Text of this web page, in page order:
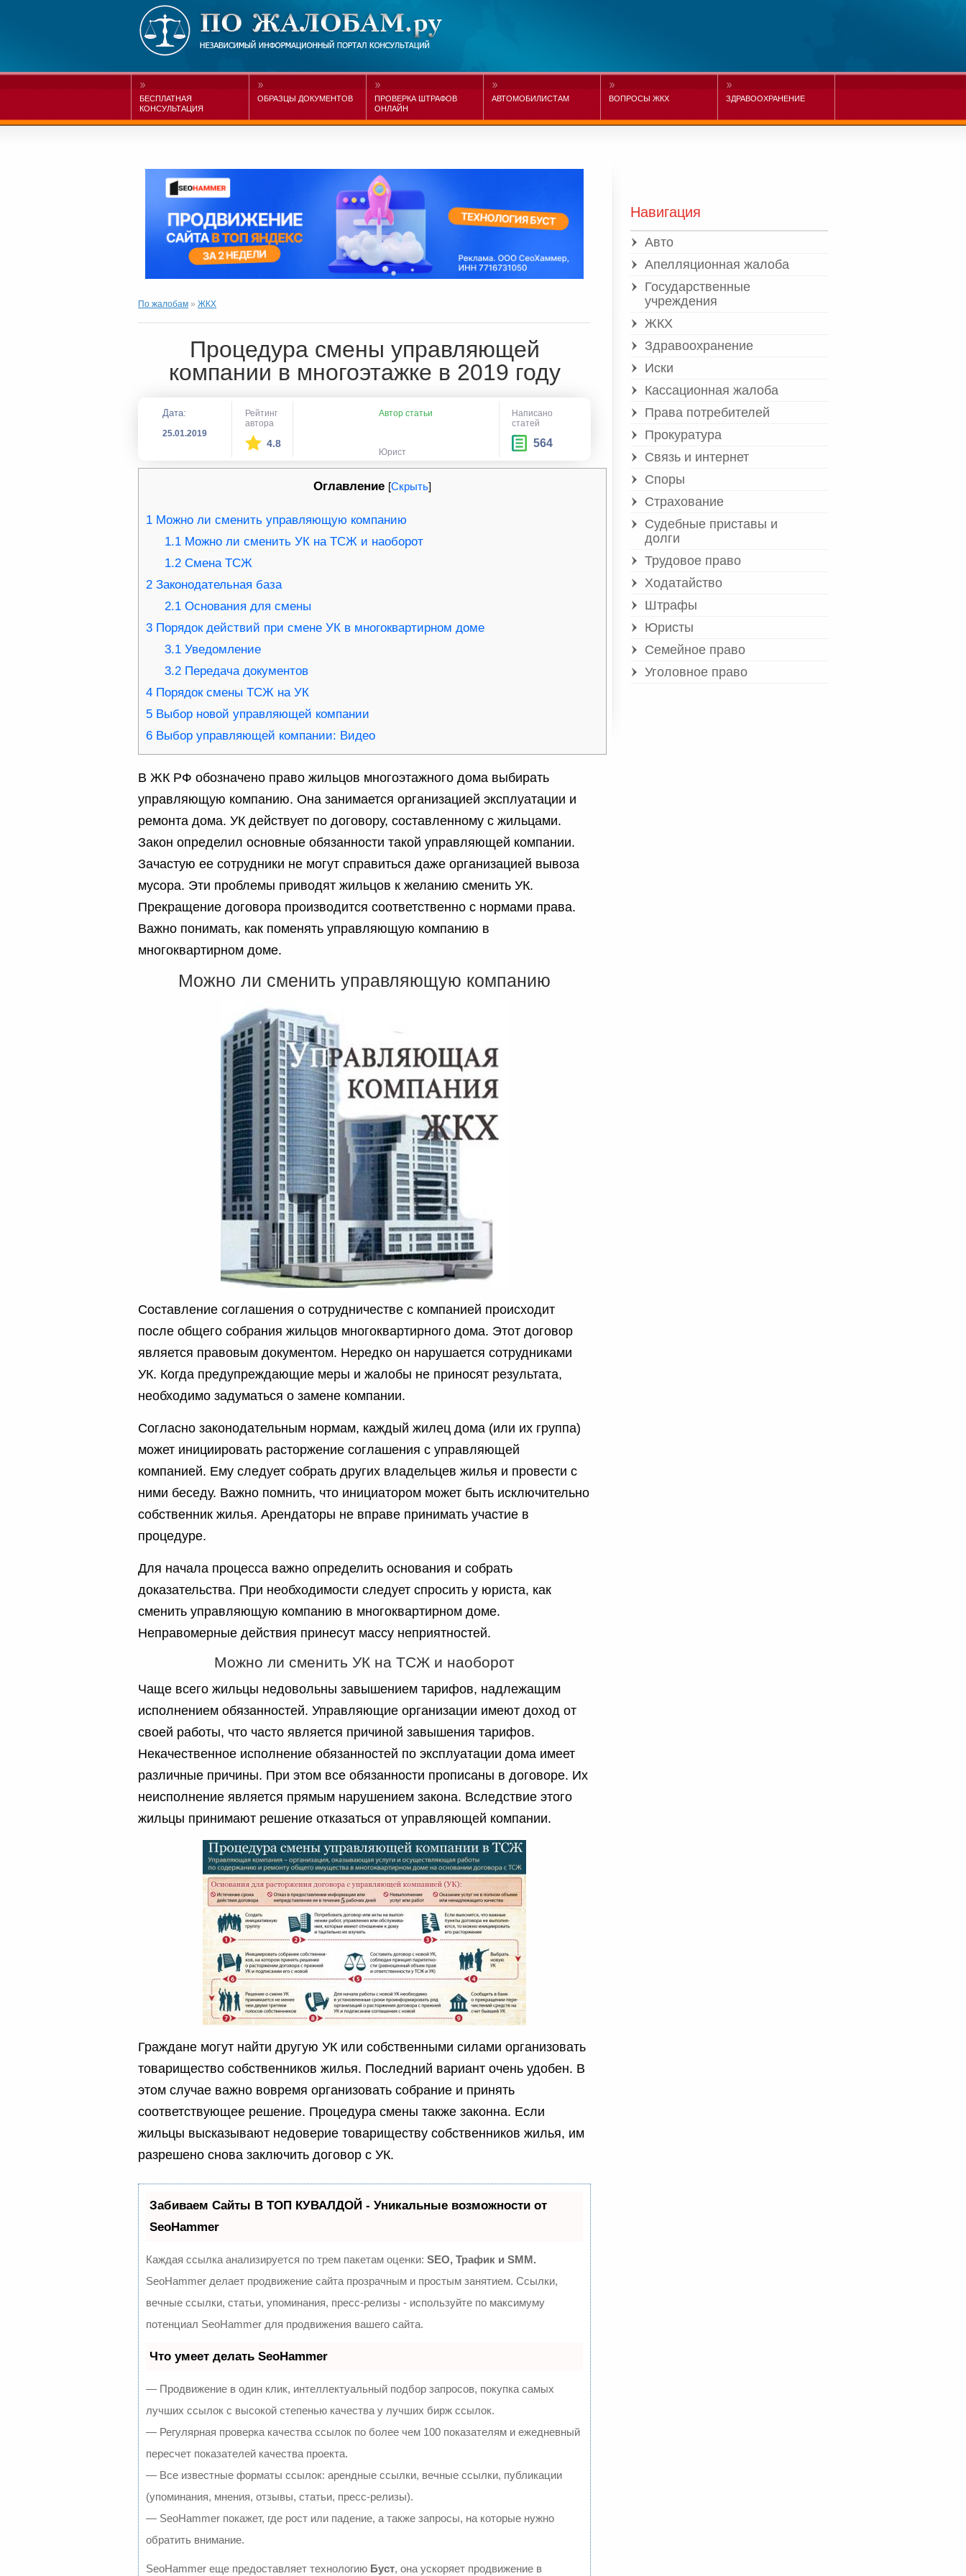
БЕСПЛАТНАЯ
КОНСУЛЬТАЦИЯ
ОБРАЗЦЫ ДОКУМЕНТОВ
ПРОВЕРКА ШТРАФОВ
ОНЛАЙН
АВТОМОБИЛИСТАМ ВОПРОСЫ ЖКХ ЗДРАВООХРАНЕНИЕ
По жалобам » ЖКХ
Процедура смены управляющей
компании в многоэтажке в 2019 году
Дата:
25.01.2019
Рейтинг
автора
4.8
Автор статьи
Юрист
Написано
статей
564
Оглавление [Скрыть]
1 Можно ли сменить управляющую компанию
1.1Можно ли сменить УК на ТСЖ и наоборот
1.2Смена ТСЖ
2 Законодательная база
2.1Основания для смены
3 Порядок действий при смене УК в многоквартирном доме
3.1Уведомление
3.2Передача документов
4 Порядок смены ТСЖ на УК
5 Выбор новой управляющей компании
6 Выбор управляющей компании: Видео
В ЖК РФ обозначено право жильцов многоэтажного дома выбирать
управляющую компанию. Она занимается организацией эксплуатации и
ремонта дома. УК действует по договору, составленному с жильцами.
Закон определил основные обязанности такой управляющей компании.
Зачастую ее сотрудники не могут справиться даже организацией вывоза
мусора. Эти проблемы приводят жильцов к желанию сменить УК.
Прекращение договора производится соответственно с нормами права.
Важно понимать, как поменять управляющую компанию в
многоквартирном доме.
Можно ли сменить управляющую компанию
Составление соглашения о сотрудничестве с компанией происходит
после общего собрания жильцов многоквартирного дома. Этот договор
является правовым документом. Нередко он нарушается сотрудниками
УК. Когда предупреждающие меры и жалобы не приносят результата,
необходимо задуматься о замене компании.
Согласно законодательным нормам, каждый жилец дома (или их группа)
может инициировать расторжение соглашения с управляющей
компанией. Ему следует собрать других владельцев жилья и провести с
ними беседу. Важно помнить, что инициатором может быть исключительно
собственник жилья. Арендаторы не вправе принимать участие в
процедуре.
Для начала процесса важно определить основания и собрать
доказательства. При необходимости следует спросить у юриста, как
сменить управляющую компанию в многоквартирном доме.
Неправомерные действия принесут массу неприятностей.
Можно ли сменить УК на ТСЖ и наоборот
Чаще всего жильцы недовольны завышением тарифов, надлежащим
исполнением обязанностей. Управляющие организации имеют доход от
своей работы, что часто является причиной завышения тарифов.
Некачественное исполнение обязанностей по эксплуатации дома имеет
различные причины. При этом все обязанности прописаны в договоре. Их
неисполнение является прямым нарушением закона. Вследствие этого
жильцы принимают решение отказаться от управляющей компании.
Граждане могут найти другую УК или собственными силами организовать
товарищество собственников жилья. Последний вариант очень удобен. В
этом случае важно вовремя организовать собрание и принять
соответствующее решение. Процедура смены также законна. Если
жильцы высказывают недоверие товариществу собственников жилья, им
разрешено снова заключить договор с УК.
Забиваем Сайты В ТОП КУВАЛДОЙ - Уникальные возможности от
SeoHammer
Каждая ссылка анализируется по трем пакетам оценки: SEO, Трафик и SMM.
SeoHammer делает продвижение сайта прозрачным и простым занятием. Ссылки,
вечные ссылки, статьи, упоминания, пресс-релизы - используйте по максимуму
потенциал SeoHammer для продвижения вашего сайта.
Что умеет делать SeoHammer
— Продвижение в один клик, интеллектуальный подбор запросов, покупка самых
лучших ссылок с высокой степенью качества у лучших бирж ссылок.
— Регулярная проверка качества ссылок по более чем 100 показателям и ежедневный
пересчет показателей качества проекта.
— Все известные форматы ссылок: арендные ссылки, вечные ссылки, публикации
(упоминания, мнения, отзывы, статьи, пресс-релизы).
— SeoHammer покажет, где рост или падение, а также запросы, на которые нужно
обратить внимание.
SeoHammer еще предоставляет технологию Буст, она ускоряет продвижение в
Навигация
Авто
Апелляционная жалоба
Государственные
учреждения
ЖКХ
Здравоохранение
Иски
Кассационная жалоба
Права потребителей
Прокуратура
Связь и интернет
Споры
Страхование
Судебные приставы и
долги
Трудовое право
Ходатайство
Штрафы
Юристы
Семейное право
Уголовное право